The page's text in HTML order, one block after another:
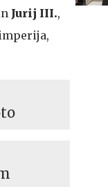
Jurij III.,